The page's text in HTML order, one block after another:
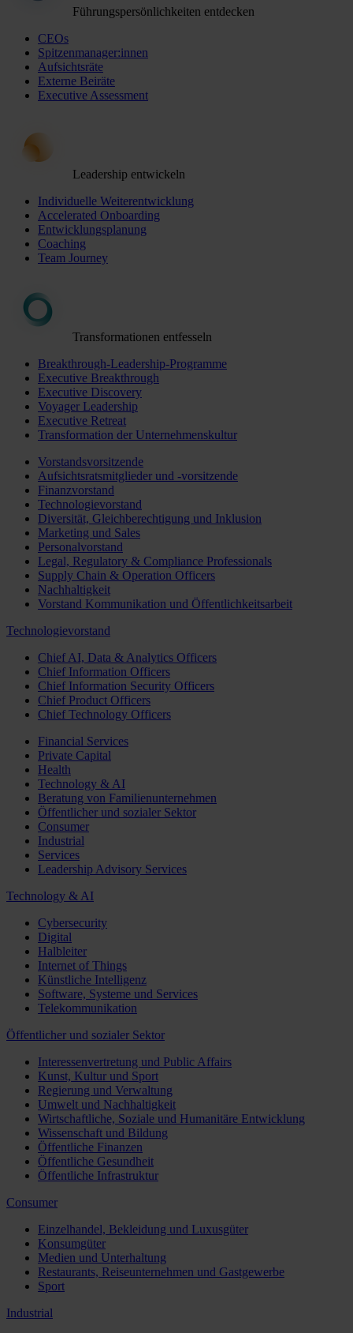
Führungspersönlichkeiten entdecken
CEOs
Spitzenmanager:innen
Aufsichtsräte
Externe Beiräte
Executive Assessment
Leadership entwickeln
Individuelle Weiterentwicklung
Accelerated Onboarding
Entwicklungsplanung
Coaching
Team Journey
Transformationen entfesseln
Breakthrough-Leadership-Programme
Executive Breakthrough
Executive Discovery
Voyager Leadership
Executive Retreat
Transformation der Unternehmenskultur
Vorstandsvorsitzende
Aufsichtsratsmitglieder und -vorsitzende
Finanzvorstand
Technologievorstand
Diversität, Gleichberechtigung und Inklusion
Marketing und Sales
Personalvorstand
Legal, Regulatory & Compliance Professionals
Supply Chain & Operation Officers
Nachhaltigkeit
Vorstand Kommunikation und Öffentlichkeitsarbeit
Technologievorstand
Chief AI, Data & Analytics Officers
Chief Information Officers
Chief Information Security Officers
Chief Product Officers
Chief Technology Officers
Financial Services
Private Capital
Health
Technology & AI
Beratung von Familienunternehmen
Öffentlicher und sozialer Sektor
Consumer
Industrial
Services
Leadership Advisory Services
Technology & AI
Cybersecurity
Digital
Halbleiter
Internet of Things
Künstliche Intelligenz
Software, Systeme und Services
Telekommunikation
Öffentlicher und sozialer Sektor
Interessenvertretung und Public Affairs
Kunst, Kultur und Sport
Regierung und Verwaltung
Umwelt und Nachhaltigkeit
Wirtschaftliche, Soziale und Humanitäre Entwicklung
Wissenschaft und Bildung
Öffentliche Finanzen
Öffentliche Gesundheit
Öffentliche Infrastruktur
Consumer
Einzelhandel, Bekleidung und Luxusgüter
Konsumgüter
Medien und Unterhaltung
Restaurants, Reiseunternehmen und Gastgewerbe
Sport
Industrial